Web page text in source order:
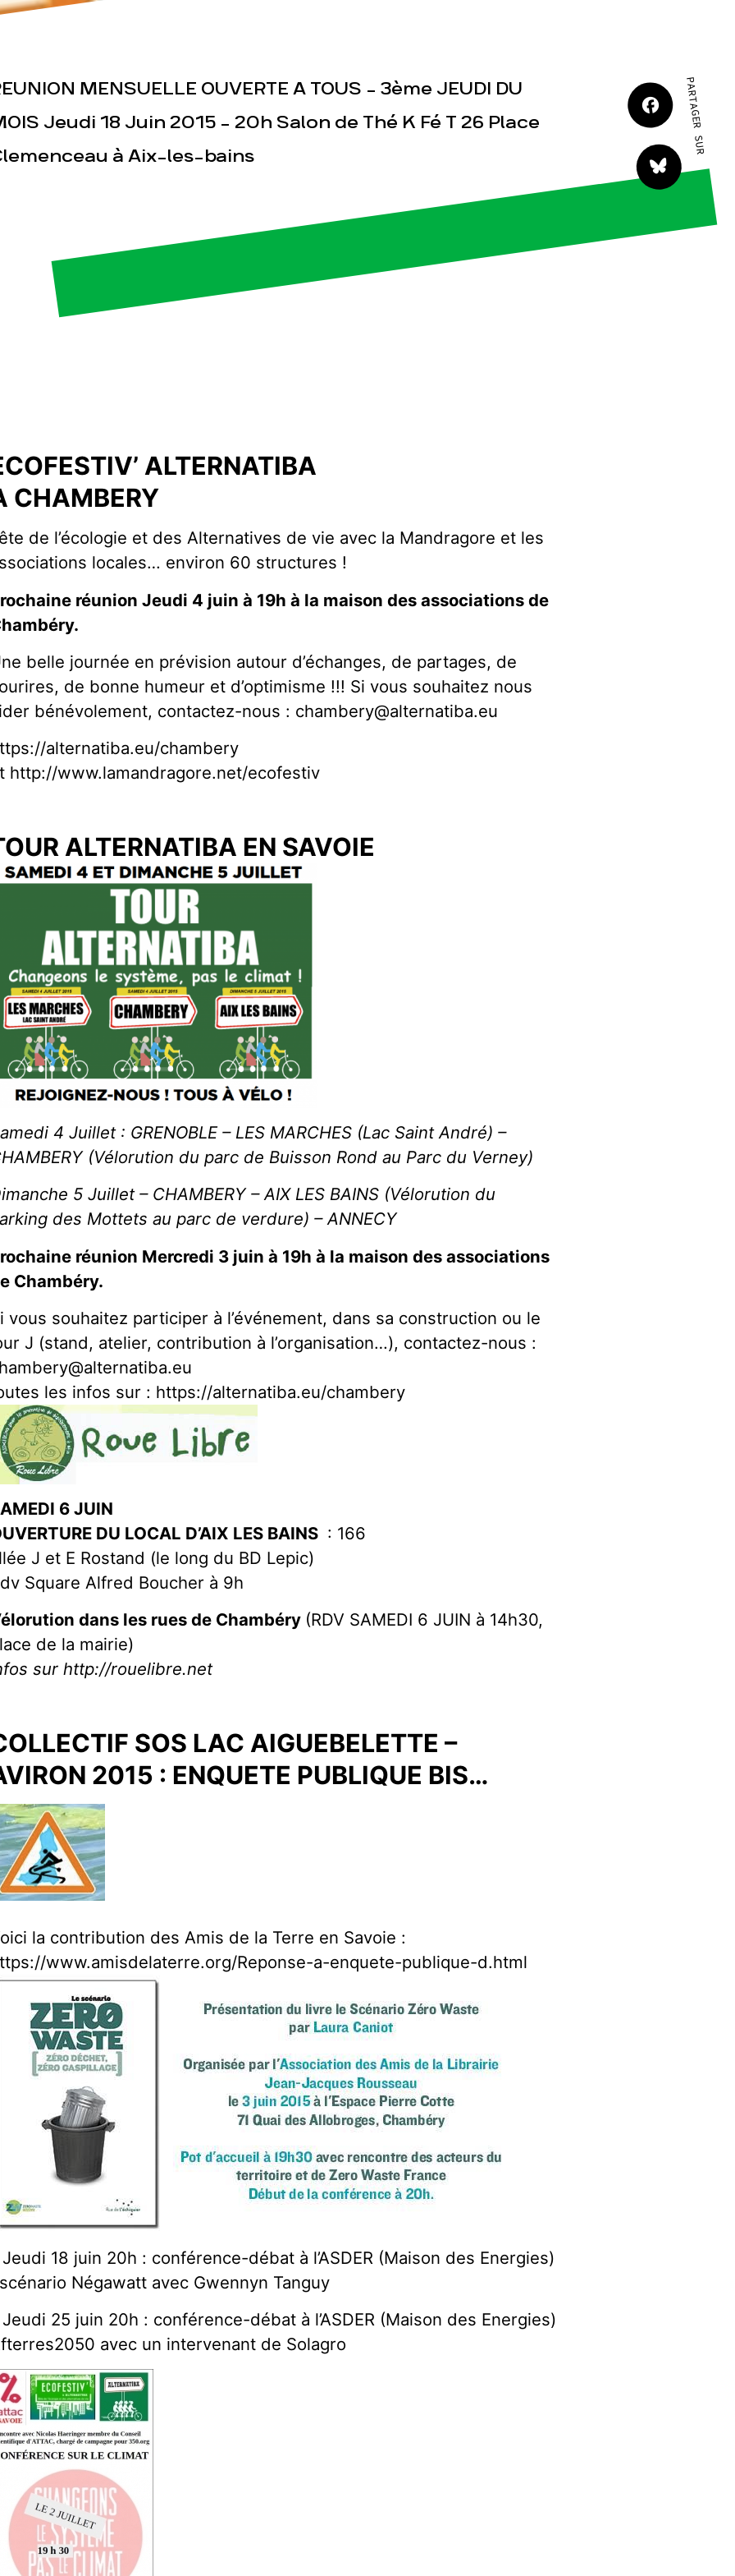
Publications
MENSUELLE OUVERTE A TOUS - 3ème JEUDI DU
Jeudi 18 Juin 2015 - 20h Salon de Thé K Fé T 26 Place
à Aix-les-bains
PARTAGER SUR
ALTERNATIBA
CHAMBERY
de l’écologie et des Alternatives de vie avec la Mandragore et les
locales… environ 60 structures !
réunion Jeudi 4 juin à 19h à la maison des associations de
belle journée en prévision autour d’échanges, de partages, de
de bonne humeur et d’optimisme !!! Si vous souhaitez nous
bénévolement, contactez-nous : chambery@alternatiba.eu
alternatiba.eu/chambery
http://www.lamandragore.net/ecofestiv
ALTERNATIBA EN SAVOIE
4 Juillet : GRENOBLE – LES MARCHES (Lac Saint André) –
(Vélorution du parc de Buisson Rond au Parc du Verney)
5 Juillet – CHAMBERY – AIX LES BAINS (Vélorution du
des Mottets au parc de verdure) – ANNECY
réunion Mercredi 3 juin à 19h à la maison des associations
Chambéry.
vous souhaitez participer à l’événement, dans sa construction ou le
J (stand, atelier, contribution à l’organisation…), contactez-nous :
les infos sur : https://alternatiba.eu/chambery
6 JUIN
DU LOCAL D’AIX LES BAINS : 166
J et E Rostand (le long du BD Lepic)
Square Alfred Boucher à 9h
dans les rues de Chambéry (RDV SAMEDI 6 JUIN à 14h30,
de la mairie)
sur http://rouelibre.net
SOS LAC AIGUEBELETTE –
2015 : ENQUETE PUBLIQUE BIS…
la contribution des Amis de la Terre en Savoie :
www.amisdelaterre.org/Reponse-a-enquete-publique-d.html
Jeudi 18 juin 20h : conférence-débat à l’ASDER (Maison des Energies)
Négawatt avec Gwennyn Tanguy
Jeudi 25 juin 20h : conférence-débat à l’ASDER (Maison des Energies)
avec un intervenant de Solagro